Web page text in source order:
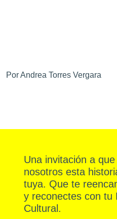
Por Andrea Torres Vergara
Una invitación a
nosotros esta
tuya. Que te
y reconectes con tu
Cultural.